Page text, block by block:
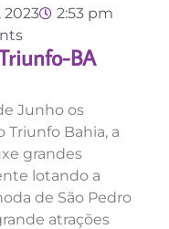
2023
2:53 pm
BA
Junho os
Triunfo Bahia, a
grandes
lotando a
de São Pedro
atrações